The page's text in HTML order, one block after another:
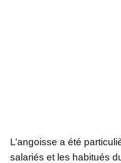
L’angoisse a été
salariés et les habitués